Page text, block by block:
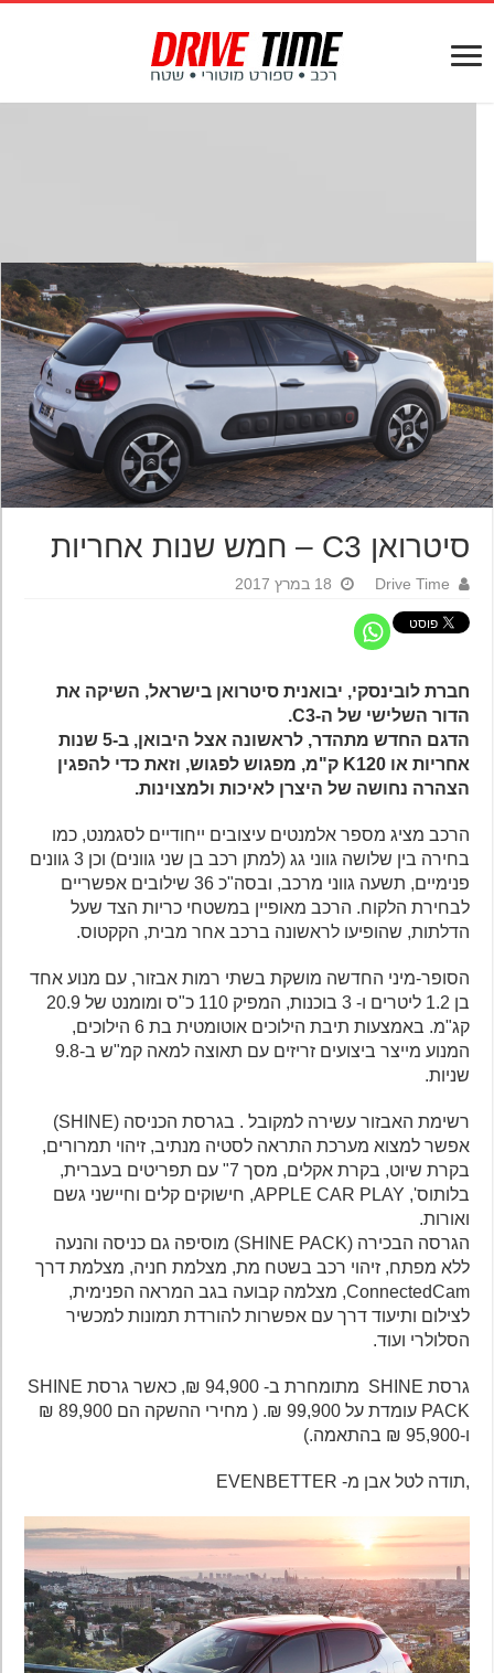
סיטרואן C3 – חמש שנות אחריות
Drive Time 18 במרץ 2017
חברת לובינסקי, יבואנית סיטרואן בישראל, השיקה את
הדור השלישי של ה-C3.
הדגם החדש מתהדר, לראשונה אצל היבואן, ב-5 שנות
אחריות או K120 ק"מ, מפגוש לפגוש, וזאת כדי להפגין
הצהרה נחושה של היצרן לאיכות ולמצוינות.
הרכב מציג מספר אלמנטים עיצובים ייחודיים לסגמנט, כמו
בחירה בין שלושה גווני גג (למתן רכב בן שני גוונים) וכן 3 גוונים
פנימיים, תשעה גווני מרכב, ובסה"כ 36 שילובים אפשריים
לבחירת הלקוח. הרכב מאופיין במשטחי כריות הצד שעל
הדלתות, שהופיעו לראשונה ברכב אחר מבית, הקקטוס.
הסופר-מיני החדשה מושקת בשתי רמות אבזור, עם מנוע אחד
בן 1.2 ליטרים ו- 3 בוכנות, המפיק 110 כ"ס ומומנט של 20.9
קג"מ. באמצעות תיבת הילוכים אוטומטית בת 6 הילוכים,
המנוע מייצר ביצועים זריזים עם תאוצה למאה קמ"ש ב-9.8
שניות.
רשימת האבזור עשירה למקובל . בגרסת הכניסה (SHINE)
אפשר למצוא מערכת התראה לסטיה מנתיב, זיהוי תמרורים,
בקרת שיוט, בקרת אקלים, מסך 7" עם תפריטים בעברית,
בלותוס', APPLE CAR PLAY, חישוקים קלים וחיישני גשם
ואורות.
הגרסה הבכירה (SHINE PACK) מוסיפה גם כניסה והנעה
ללא מפתח, זיהוי רכב בשטח מת, מצלמת חניה, מצלמת דרך
ConnectedCam, מצלמה קבועה בגב המראה הפנימית,
לצילום ותיעוד דרך עם אפשרות להורדת תמונות למכשיר
הסלולרי ועוד.
גרסת SHINE מתומחרת ב- 94,900 ₪, כאשר גרסת SHINE
PACK עומדת על 99,900 ₪. ( מחירי ההשקה הם 89,900 ₪
,תודה לטל אבן מ- EVENBETTER